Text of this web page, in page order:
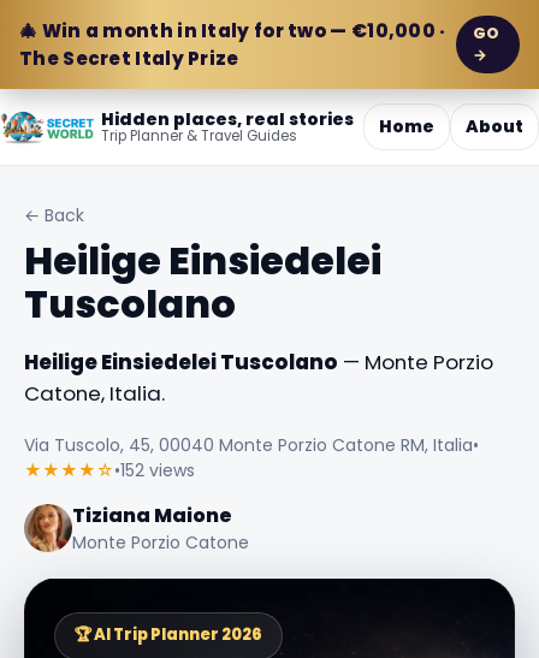
🎄 Win a month in Italy for two — €10,000 ·
The Secret Italy Prize
GO
→
Hidden places, real stories
Trip Planner & Travel Guides Home About
← Back
Heilige Einsiedelei
Tuscolano
Heilige Einsiedelei Tuscolano — Monte Porzio
Catone, Italia.
Via Tuscolo, 45, 00040 Monte Porzio Catone RM, Italia•
★★★★☆•152 views
Tiziana Maione
Monte Porzio Catone
🏆 AI Trip Planner 2026